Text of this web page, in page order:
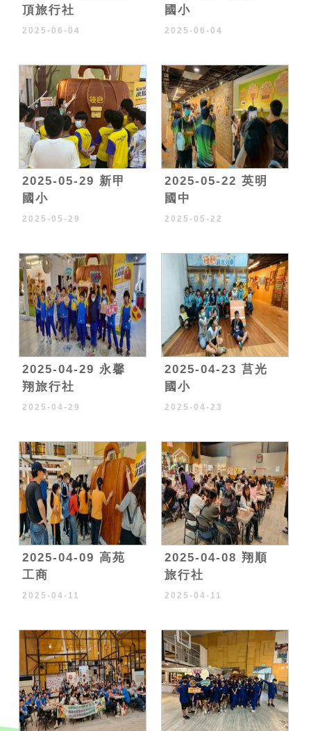
頂旅行社
2025-06-04
國小
2025-06-04
2025-05-29 新甲
國小
2025-05-29
2025-05-22 英明
國中
2025-05-22
2025-04-29 永馨
翔旅行社
2025-04-29
2025-04-23 莒光
國小
2025-04-23
2025-04-09 高苑
工商
2025-04-11
2025-04-08 翔順
旅行社
2025-04-11